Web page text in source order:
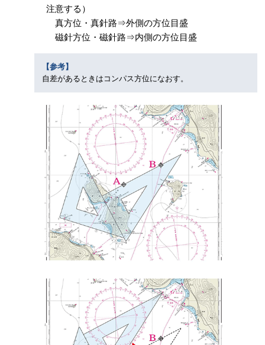
注意する）
真方位・真針路⇒外側の方位目盛
磁針方位・磁針路⇒内側の方位目盛
【参考】
自差があるときはコンパス方位になおす。